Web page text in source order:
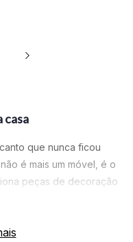
casa
que nunca ficou
é mais um móvel, é o
peças de decoração
toques finais que